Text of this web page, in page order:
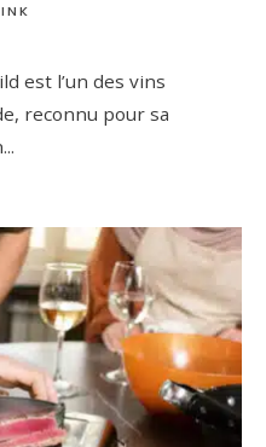
est l’un des vins
reconnu pour sa
...